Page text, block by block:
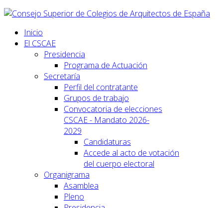
Inicio
El CSCAE
Presidencia
Programa de Actuación
Secretaría
Perfil del contratante
Grupos de trabajo
Convocatoria de elecciones
CSCAE - Mandato 2026-
2029
Candidaturas
Accede al acto de votación
del cuerpo electoral
Organigrama
Asamblea
Pleno